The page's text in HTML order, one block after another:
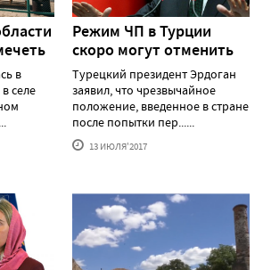
в
селе
Режим ЧП в Турции
скоро могут отменить
Турецкий президент Эрдоган
заявил, что чрезвычайное
положение, введенное в стране
после попытки пер......
13 ИЮЛЯ'2017